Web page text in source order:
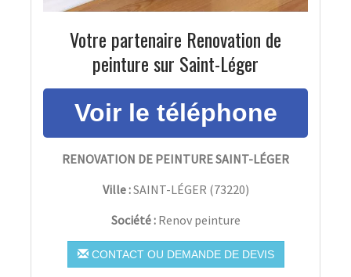
Votre partenaire Renovation de
peinture sur Saint-Léger
RENOVATION DE PEINTURE SAINT-LÉGER
Ville :SAINT-LÉGER (73220)
Société : Renov peinture
CONTACT OU DEMANDE DE DEVIS